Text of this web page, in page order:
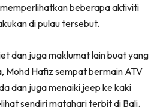
beberapa aktiviti
di pulau tersebut.
dan juga maklumat lain buat yang
Mohd Hafiz sempat bermain ATV
dan juga menaiki jeep ke kaki
sendiri matahari terbit di Bali.